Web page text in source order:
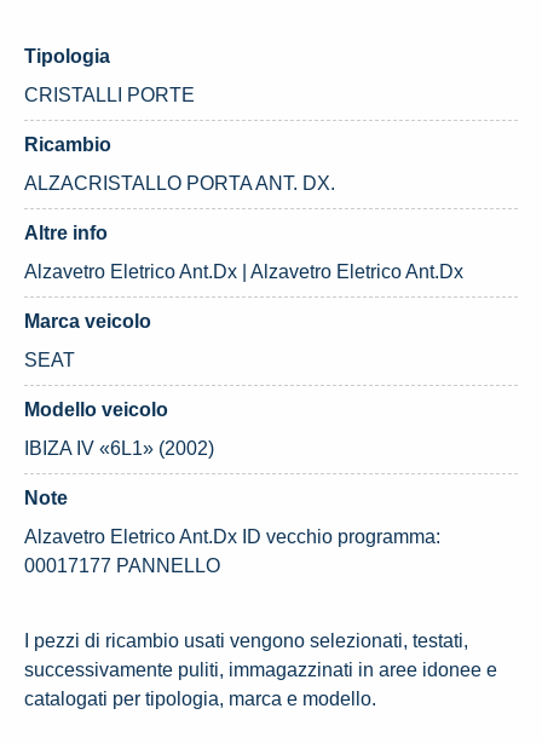
Tipologia
CRISTALLI PORTE
Ricambio
ALZACRISTALLO PORTA ANT. DX.
Altre info
Alzavetro Eletrico Ant.Dx | Alzavetro Eletrico Ant.Dx
Marca veicolo
SEAT
Modello veicolo
IBIZA IV «6L1» (2002)
Note
Alzavetro Eletrico Ant.Dx ID vecchio programma:
00017177 PANNELLO
I pezzi di ricambio usati vengono selezionati, testati,
successivamente puliti, immagazzinati in aree idonee e
catalogati per tipologia, marca e modello.